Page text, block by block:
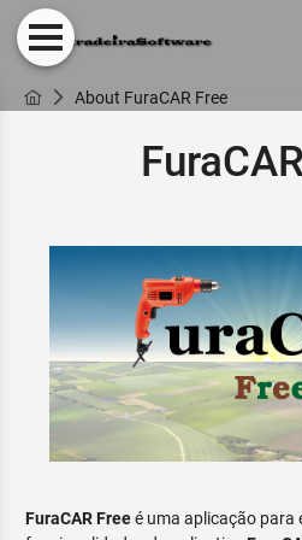
About FuraCAR Free
FuraCAR Freeé uma aplicação para